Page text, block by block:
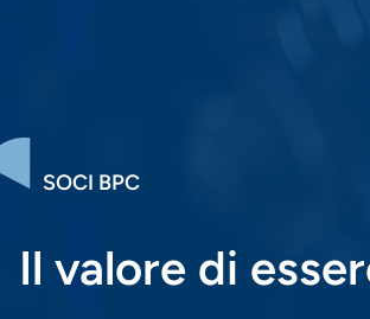
SOCI BPC
Il valore di